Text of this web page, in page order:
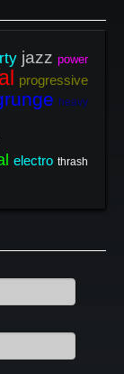
jazz power
progressive
heavy
electro thrash